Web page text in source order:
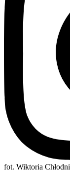
fot. Wiktoria